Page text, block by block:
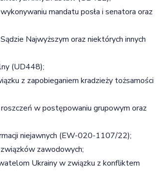
mandatu posła i senatora oraz
Najwyższym oraz niektórych innych
(UD448);
z zapobieganiem kradzieży tożsamości
w postępowaniu grupowym oraz
niejawnych (EW-020-1107/22);
zawodowych;
Ukrainy w związku z konfliktem